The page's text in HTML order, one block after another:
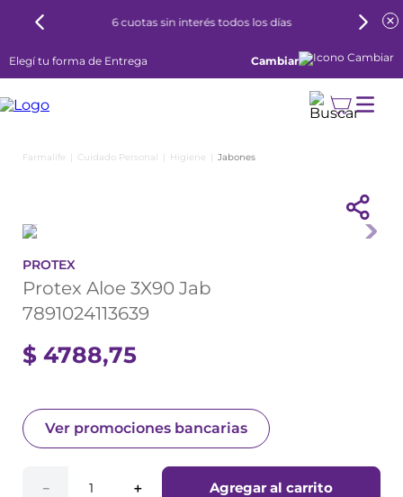
6 cuotas sin interés todos los días
Elegí tu forma de Entrega Cambiar
Cuidado Personal Higiene Jabones
PROTEX
Protex Aloe 3X90 Jab
7891024113639
$ 4788,75
Ver promociones bancarias
＋
－ Agregar al carrito